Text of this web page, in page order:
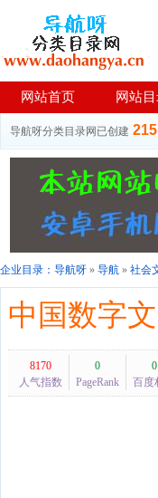
网站首页 网站
导航呀分类目录网已创建 215
企业目录： 导航呀 » 导航 » 社会
中国数字
8170
人气指数
0
PageRank
0
百度